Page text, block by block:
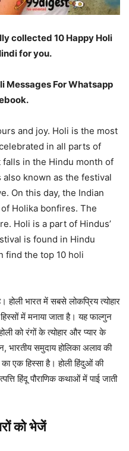
collected 10 Happy Holi
for you.
Messages For Whatsapp
and joy. Holi is the most
in all parts of
falls in the Hindu month of
also known as the festival
On this day, the Indian
Holika bonfires. The
Holi is a part of Hindus’
is found in Hindu
find the top 10 holi
होली भारत में सबसे लोकप्रिय त्योहार
में मनाया जाता है। यह फाल्गुन
को रंगों के त्योहार और प्यार के
भारतीय समुदाय होलिका अलाव की
एक हिस्सा है। होली हिंदुओं की
हिंदू पौराणिक कथाओं में पाई जाती
को भेजें